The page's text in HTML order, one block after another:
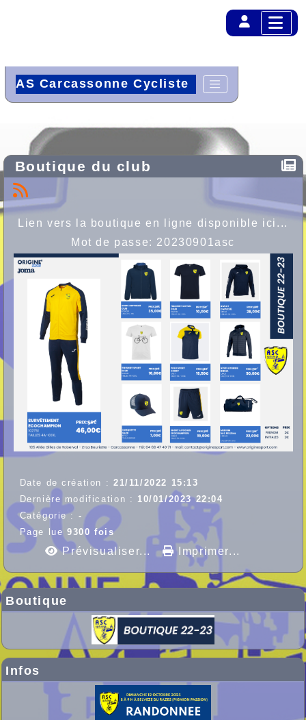
AS Carcassonne Cycliste
Boutique
Infos
Boutique du club
Lien vers la boutique en ligne disponible ici...
Mot de passe: 20230901asc
Date de création : 21/11/2022 15:13
Dernière modification : 10/01/2023 22:04
Catégorie : -
Page lue 9300 fois
Prévisualiser... Imprimer...